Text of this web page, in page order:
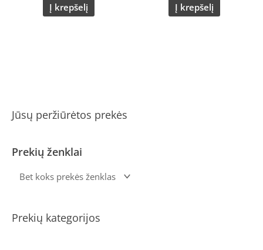
Jūsų peržiūrėtos prekės
Prekių ženklai
Prekių kategorijos
Į krepšelį Į krepšelį